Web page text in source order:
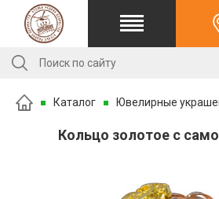
Каталог Ювелирные
Кольцо золотое с